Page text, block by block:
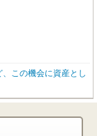
この機会に資産とし